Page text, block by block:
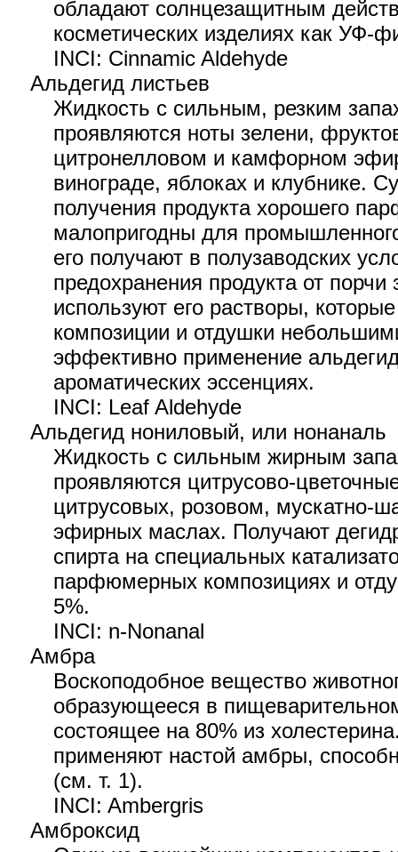
обладают солнцезащитным
косметических изделиях как УФ-
INCI: Cinnamic Aldehyde
Альдегид листьев
Жидкость с сильным, резким
проявляются ноты зелени,
цитронелловом и камфорном
винограде, яблоках и клубнике.
получения продукта хорошего
малопригодны для
его получают в полузаводских
предохранения продукта от порчи
используют его растворы,
композиции и отдушки
эффективно применение
ароматических эссенциях.
INCI: Leaf Aldehyde
Альдегид нониловый, или нонаналь
Жидкость с сильным жирным
проявляются цитрусово-
цитрусовых, розовом, мускатно-
эфирных маслах. Получают
спирта на специальных
парфюмерных композициях и
5%.
INCI: n-Nonanal
Амбра
Воскоподобное вещество
образующееся в
состоящее на 80% из
применяют настой амбры,
(см. т. 1).
INCI: Ambergris
Амброксид